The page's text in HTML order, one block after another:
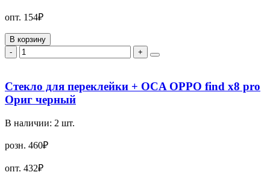
опт. 154₽
В корзину
-
+
Стекло для переклейки + OCA OPPO find x8 pro
Ориг черный
В наличии: 2 шт.
розн. 460₽
опт. 432₽